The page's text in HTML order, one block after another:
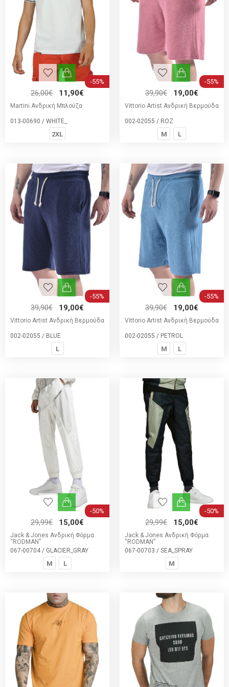
-55%
26,00€ 11,90€
Martini Ανδρική Μπλούζα
013-00690 / WHITE_
2XL
-55%
39,90€ 19,00€
Vittorio Artist Ανδρική Βερμούδα
002-02055 / ROZ
M L
-55%
39,90€ 19,00€
Vittorio Artist Ανδρική Βερμούδα
002-02055 / BLUE
L
-55%
39,90€ 19,00€
Vittorio Artist Ανδρική Βερμούδα
002-02055 / PETROL
M L
-50%
29,99€ 15,00€
Jack & Jones Ανδρική Φόρμα
“RODMAN”
067-00704 / GLACIER_GRAY
M L
-50%
29,99€ 15,00€
Jack & Jones Ανδρική Φόρμα
“RODMAN”
067-00703 / SEA_SPRAY
M